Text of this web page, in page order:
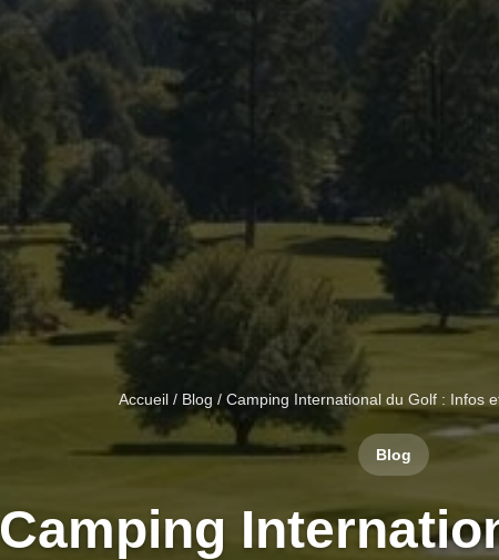
Accueil / Blog / Camping International du Golf : Infos
Blog
Camping